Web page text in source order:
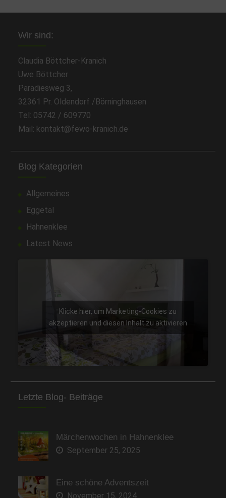
Wir sind:
Claudia Böttcher-Kranich
Uwe Böttcher
Paradiesweg 3,
32361 Pr. Oldendorf /Börninghausen
Tel: 05742 / 609770
Mail: kontakt@fewo-kranich.de
Blog Kategorien
Allgemeines
Eggetal
Hahnenklee
Latest News
Klicke hier, um Marketing-Cookies zu
akzeptieren und diesen Inhalt zu aktivieren
Letzte Blog- Beiträge
Märchenwochen in Hahnenklee
September 25, 2025
Eine schöne Adventszeit
November 15, 2024